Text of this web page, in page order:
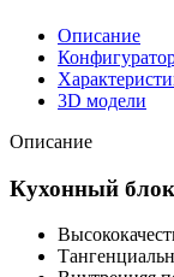
Описание
3D модели
Описание
Кухонный